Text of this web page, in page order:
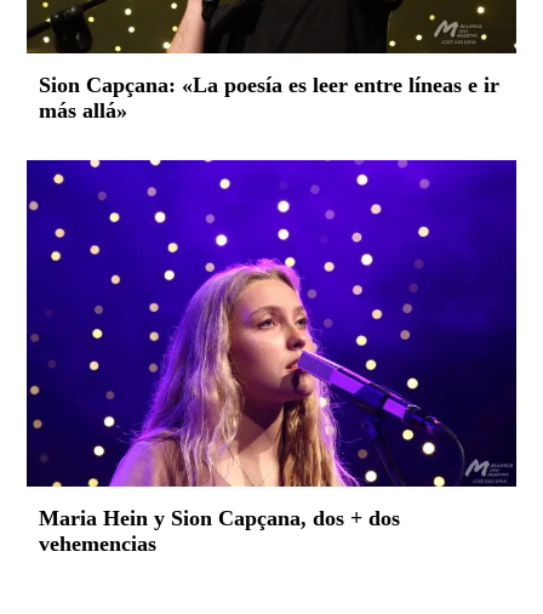
Sion Capçana: «La poesía es leer entre líneas e ir
más allá»
Maria Hein y Sion Capçana, dos + dos
vehemencias